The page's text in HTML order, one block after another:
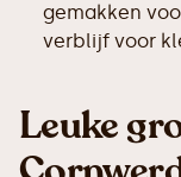
gemakken
verblijf voor
Leuke